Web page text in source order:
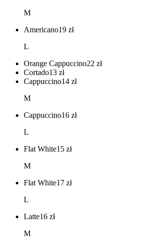
M
Americano19 zł
L
Orange Cappuccino22 zł
Cortado13 zł
Cappuccino14 zł
M
Cappuccino16 zł
L
Flat White15 zł
M
Flat White17 zł
L
Latte16 zł
M